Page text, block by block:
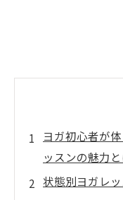
ヨガ初心者が
ッスンの魅力と
状態別ヨガレ